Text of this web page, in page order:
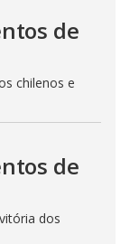
de
chilenos e
de
dos